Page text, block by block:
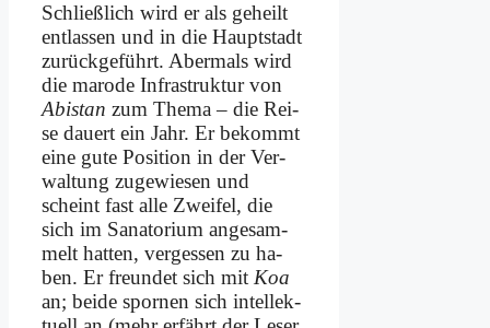
Schließ­lich wird er als ge­heilt
ent­las­sen und in die Haupt­stadt
zu­rück­ge­führt. Aber­mals wird
die ma­ro­de In­fra­struk­tur von
Abi­stan zum The­ma – die Rei­
se dau­ert ein Jahr. Er be­kommt
ei­ne gu­te Po­si­ti­on in der Ver­
wal­tung zu­ge­wie­sen und
scheint fast al­le Zwei­fel, die
sich im Sa­na­to­ri­um an­ge­sam­
melt hat­ten, ver­ges­sen zu ha­
ben. Er freun­det sich mit Koa
an; bei­de spor­nen sich in­tel­lek­